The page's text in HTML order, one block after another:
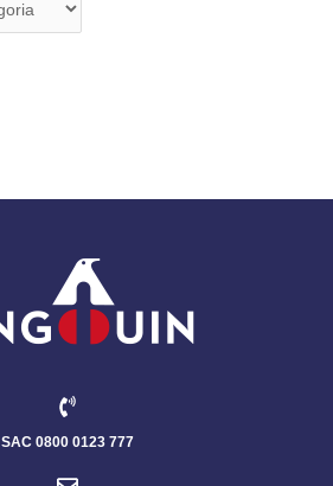
SAC 0800 0123 777